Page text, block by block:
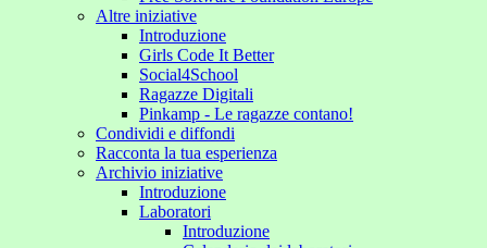
Altre iniziative
Introduzione
Girls Code It Better
Social4School
Ragazze Digitali
Pinkamp - Le ragazze contano!
Condividi e diffondi
Racconta la tua esperienza
Archivio iniziative
Introduzione
Laboratori
Introduzione